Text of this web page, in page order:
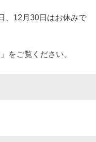
、12月30日はお休みで
をご覧ください。